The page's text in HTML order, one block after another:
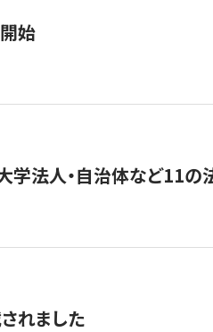
始
学法人・自治体など11
れました